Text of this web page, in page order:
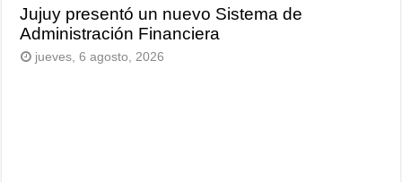
Jujuy presentó un nuevo Sistema de
Administración Financiera
jueves, 6 agosto, 2026